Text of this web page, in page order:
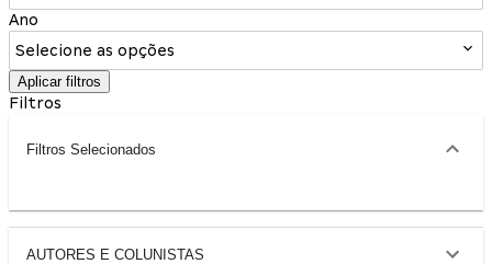
Ano
Selecione as opções
Aplicar filtros
Filtros
Filtros Selecionados
AUTORES E COLUNISTAS